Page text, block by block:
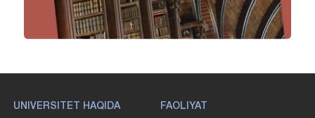
UNIVERSITET HAQIDA FAOLIYAT